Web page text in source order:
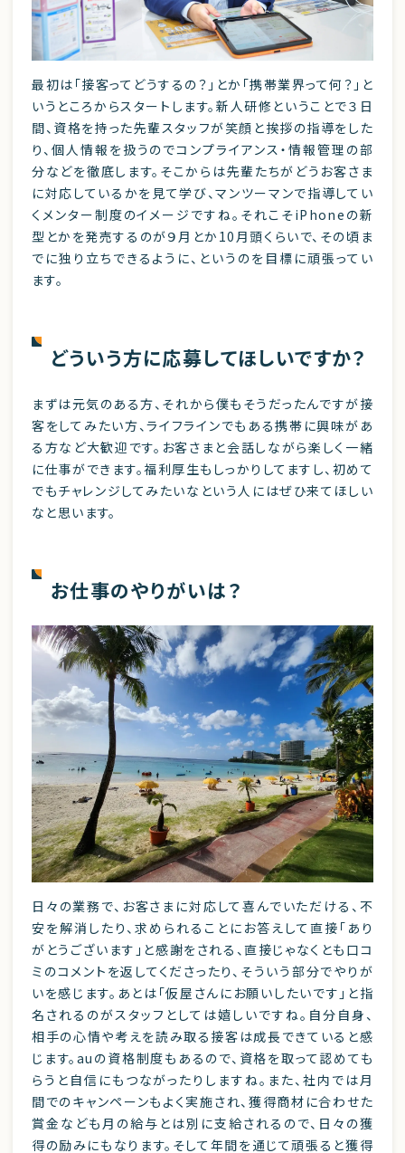
最初は「接客ってどうするの？」とか「携帯業界って何？」と
いうところからスタートします。新人研修ということで３日
間、資格を持った先輩スタッフが笑顔と挨拶の指導をした
り、個人情報を扱うのでコンプライアンス・情報管理の部
分などを徹底します。そこからは先輩たちがどうお客さま
に対応しているかを見て学び、マンツーマンで指導してい
くメンター制度のイメージですね。それこそiPhoneの新
型とかを発売するのが９月とか10月頭くらいで、その頃ま
でに独り立ちできるように、というのを目標に頑張ってい
ます。
どういう方に応募してほしいですか？
まずは元気のある方、それから僕もそうだったんですが接
客をしてみたい方、ライフラインでもある携帯に興味があ
る方など大歓迎です。お客さまと会話しながら楽しく一緒
に仕事ができます。福利厚生もしっかりしてますし、初めて
でもチャレンジしてみたいなという人にはぜひ来てほしい
なと思います。
お仕事のやりがいは？
日々の業務で、お客さまに対応して喜んでいただける、不
安を解消したり、求められることにお答えして直接「あり
がとうございます」と感謝をされる、直接じゃなくとも口コ
ミのコメントを返してくださったり、そういう部分でやりが
いを感じます。あとは「仮屋さんにお願いしたいです」と指
名されるのがスタッフとしては嬉しいですね。自分自身、
相手の心情や考えを読み取る接客は成長できていると感
じます。auの資格制度もあるので、資格を取って認めても
らうと自信にもつながったりしますね。また、社内では月
間でのキャンペーンもよく実施され、獲得商材に合わせた
賞金なども月の給与とは別に支給されるので、日々の獲
得の励みにもなります。そして年間を通じて頑張ると獲得